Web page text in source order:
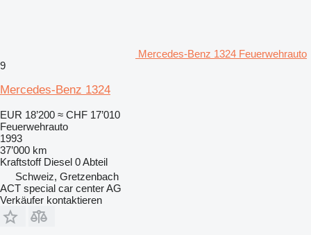
Mercedes-Benz 1324 Feuerwehrauto
9
Mercedes-Benz 1324
EUR 18’200 ≈ CHF 17’010
Feuerwehrauto
1993
37’000 km
Kraftstoff Diesel 0 Abteil
Schweiz, Gretzenbach
ACT special car center AG
Verkäufer kontaktieren